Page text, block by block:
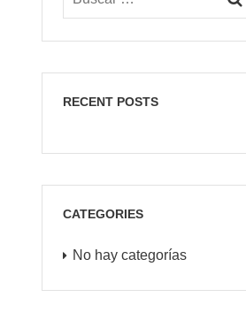
RECENT POSTS
CATEGORIES
No hay categorías